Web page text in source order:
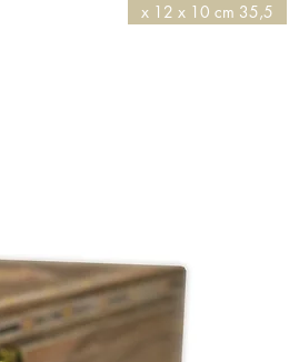
35,5 x 12 x 10 cm